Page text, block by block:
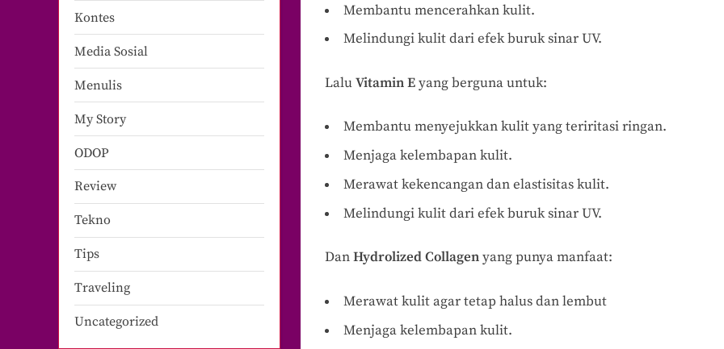
Membantu mencerahkan kulit.
Melindungi kulit dari efek buruk sinar UV.
LaluVitamin Eyang berguna untuk:
Membantu menyejukkan kulit yang teriritasi ringan.
Menjaga kelembapan kulit.
Merawat kekencangan dan elastisitas kulit.
Melindungi kulit dari efek buruk sinar UV.
DanHydrolized Collagenyang punya manfaat:
Merawat kulit agar tetap halus dan lembut
Menjaga kelembapan kulit.
Kontes
Media Sosial
Menulis
My Story
ODOP
Review
Tekno
Tips
Traveling
Uncategorized